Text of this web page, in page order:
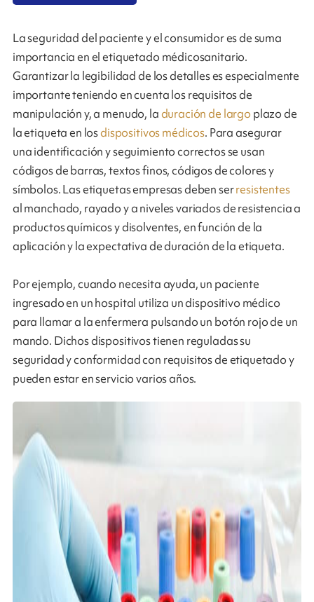
La seguridad del paciente y el consumidor es de suma
importancia en el etiquetado médicosanitario.
Garantizar la legibilidad de los detalles es especialmente
importante teniendo en cuenta los requisitos de
manipulación y, a menudo, laduración de largo plazo de
la etiqueta en losdispositivos médicos. Para asegurar
una identificación y seguimiento correctos se usan
códigos de barras, textos finos, códigos de colores y
símbolos. Las etiquetas empresas deben serresistentes
al manchado, rayado y a niveles variados de resistencia a
productos químicos y disolventes, en función de la
aplicación y la expectativa de duración de la etiqueta.
Por ejemplo, cuando necesita ayuda, un paciente
ingresado en un hospital utiliza un dispositivo médico
para llamar a la enfermera pulsando un botón rojo de un
mando. Dichos dispositivos tienen reguladas su
seguridad y conformidad con requisitos de etiquetado y
pueden estar en servicio varios años.